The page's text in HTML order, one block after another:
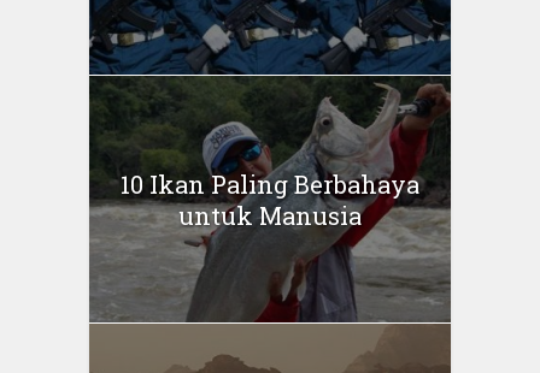
10 Ikan Paling Berbahaya
untuk Manusia